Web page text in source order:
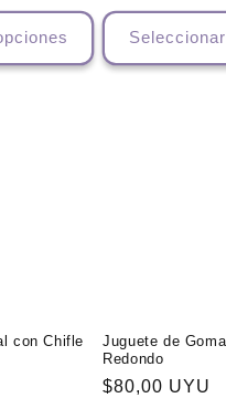
con Chifle
Juguete de
Redondo
Precio
$80,00 UYU